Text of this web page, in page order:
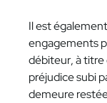
Il est
engagements
débiteur, à titre
préjudice subi
demeure